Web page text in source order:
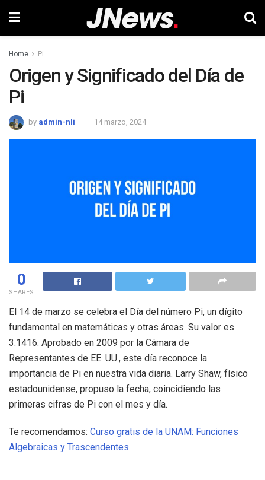
Home Pi
Origen y Significado del Día de
Pi
by admin-nli 14 marzo, 2024
0
SHARES
El 14 de marzo se celebra el Día del número Pi, un dígito
fundamental en matemáticas y otras áreas. Su valor es
3.1416. Aprobado en 2009 por la Cámara de
Representantes de EE. UU., este día reconoce la
importancia de Pi en nuestra vida diaria. Larry Shaw, físico
estadounidense, propuso la fecha, coincidiendo las
primeras cifras de Pi con el mes y día.
Te recomendamos: Curso gratis de la UNAM: Funciones
Algebraicas y Trascendentes